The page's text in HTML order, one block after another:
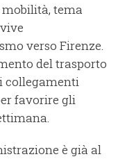
tema
verso Firenze.
del trasporto
collegamenti
favorire gli
è già al